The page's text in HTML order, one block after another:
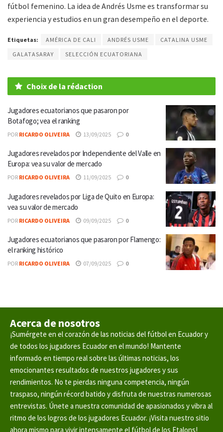
fútbol femenino. La idea de Andrés Usme es transformar su
experiencia y estudios en un gran desempeño en el deporte.
Etiquetas: AMÉRICA DE CALI ANDRÉS USME
CATALINA USME
GALATASARAY
SELECCIÓN ECUATORIANA
Choix de la rédaction
Jugadores ecuatorianos que pasaron por
Botafogo; vea el ranking
POR RICARDO OLIVEIRA 13/09/2025 0
Jugadores revelados por Independiente del Valle en
Europa: vea su valor de mercado
POR RICARDO OLIVEIRA 11/09/2025 0
Jugadores revelados por Liga de Quito en Europa:
vea su valor de mercado
POR RICARDO OLIVEIRA 09/09/2025 0
Jugadores ecuatorianos que pasaron por Flamengo:
el ranking histórico
POR RICARDO OLIVEIRA 07/09/2025 0
Acerca de nosotros
¡Sumérgete en el corazón de las noticias del fútbol en Ecuador y
de todos los jugadores Ecuador en el mundo! Mantente
informado en tiempo real sobre las últimas noticias, los
emocionantes resultados de nuestros jugadores y sus
rendimientos. No te pierdas ninguna competencia, ningún
traspaso, ningún récord batido y disfruta de nuestras numerosas
entrevistas. Únete a nuestra comunidad de apasionados y vibra al
ritmo de los logros de los jugadores Ecuador. ¡Visita nuestro sitio
ahora mismo para vivir intensamente el fútbol de los Etalons!